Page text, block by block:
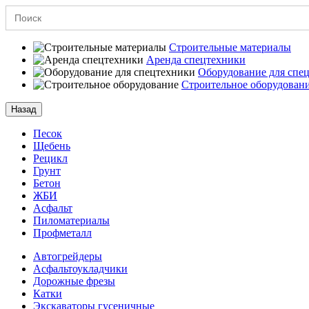
Search
for:
Строительные материалы
Аренда спецтехники
Оборудование для
Строительное
Назад
Песок
Щебень
Рецикл
Грунт
Бетон
ЖБИ
Асфальт
Пиломатериалы
Профметалл
Автогрейдеры
Асфальто­укладчики
Дорожные фрезы
Катки
Экскаваторы гусеничные